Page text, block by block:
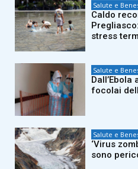
Salute e
Caldo
stress
Salute e
focolai
Salute e
‘Virus
sono